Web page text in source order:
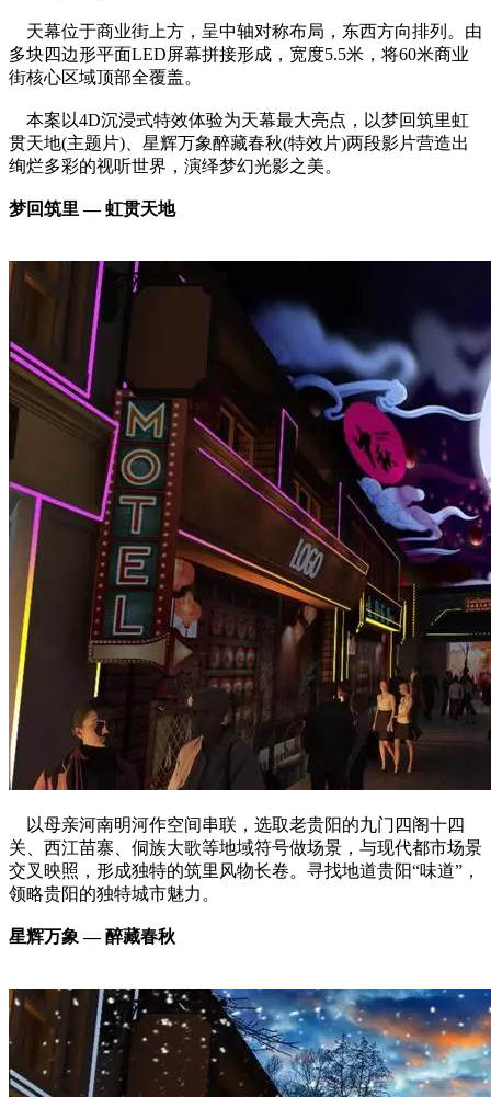
天幕位于商业街上方，呈中轴对称布局，东西方向排列。由
多块四边形平面LED屏幕拼接形成，宽度5.5米，将60米商业
街核心区域顶部全覆盖。
本案以4D沉浸式特效体验为天幕最大亮点，以梦回筑里虹
贯天地(主题片)、星辉万象醉藏春秋(特效片)两段影片营造出
绚烂多彩的视听世界，演绎梦幻光影之美。
梦回筑里 — 虹贯天地
以母亲河南明河作空间串联，选取老贵阳的九门四阁十四
关、西江苗寨、侗族大歌等地域符号做场景，与现代都市场景
交叉映照，形成独特的筑里风物长卷。寻找地道贵阳“味道”，
领略贵阳的独特城市魅力。
星辉万象 — 醉藏春秋